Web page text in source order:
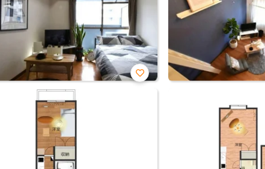
お気